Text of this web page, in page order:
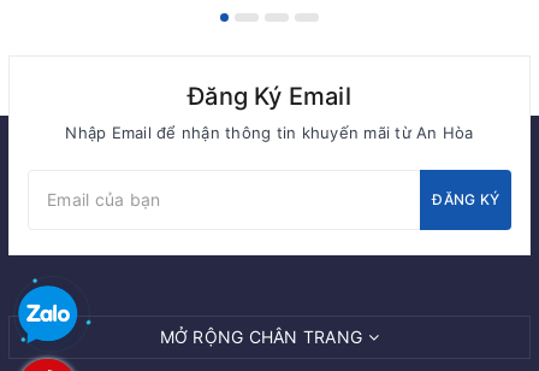
Đăng Ký Email
Nhập Email để nhận thông tin khuyến mãi từ An Hòa
ĐĂNG KÝ
MỞ RỘNG CHÂN TRANG